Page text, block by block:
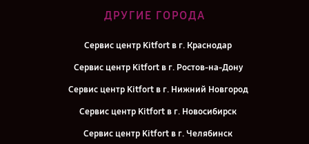
ДРУГИЕ ГОРОДА
Сервис центр Kitfort в г. Краснодар
Сервис центр Kitfort в г. Ростов-на-Дону
Сервис центр Kitfort в г. Нижний Новгород
Сервис центр Kitfort в г. Новосибирск
Сервис центр Kitfort в г. Челябинск